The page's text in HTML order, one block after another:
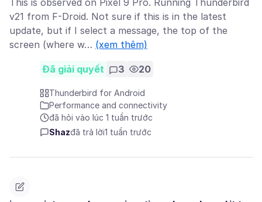
This is observed on Pixel 9 Pro. Running Thunderbird
v21 from F-Droid. Not sure if this is in the latest
update, but if I select a message, the top of the
screen (where w… (xem thêm)
Đã giải quyết 3 20
Thunderbird for Android
Performance and connectivity
đã hỏi vào lúc 1 tuần trước
Shazđã trả lời1 tuần trước